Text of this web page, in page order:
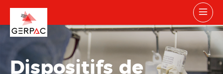
Dispositifs de